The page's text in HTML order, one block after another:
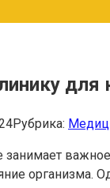
для
Рубрика: